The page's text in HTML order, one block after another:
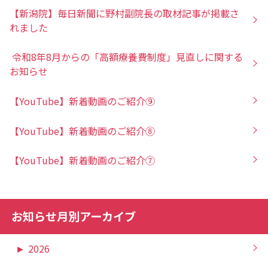
【新潟院】毎日新聞に野村副院長の取材記事が掲載さ
れました
令和8年8月からの「高額療養費制度」見直しに関する
お知らせ
【YouTube】新着動画のご紹介⑨
【YouTube】新着動画のご紹介⑧
【YouTube】新着動画のご紹介⑦
お知らせ月別アーカイブ
► 2026